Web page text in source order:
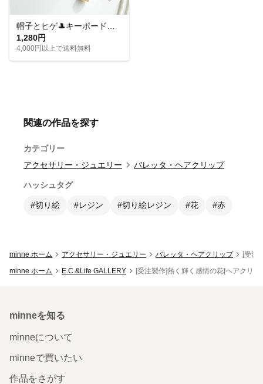
1,280円
4,000円以上で送料無料
関連の作品を探す
カテゴリー
アクセサリー・ジュエリー
バレッタ・ヘアクリップ
ハッシュタグ
#切り絵 #レジン #切り絵レジン #花 #赤
minne ホーム アクセサリー・ジュエリー バレッタ・ヘアクリップ
[受注
minne ホーム
E.C.&Life GALLERY [受注製作]熱く輝く感情の花[ヘアクリッ
minneを知る
minneについて
minneで買いたい
作品をさがす